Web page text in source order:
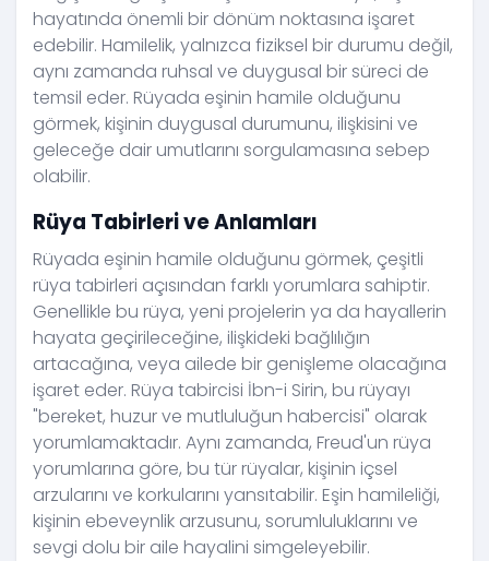
hayatında önemli bir dönüm noktasına işaret
edebilir. Hamilelik, yalnızca fiziksel bir durumu değil,
aynı zamanda ruhsal ve duygusal bir süreci de
temsil eder. Rüyada eşinin hamile olduğunu
görmek, kişinin duygusal durumunu, ilişkisini ve
geleceğe dair umutlarını sorgulamasına sebep
olabilir.
Rüya Tabirleri ve Anlamları
Rüyada eşinin hamile olduğunu görmek, çeşitli
rüya tabirleri açısından farklı yorumlara sahiptir.
Genellikle bu rüya, yeni projelerin ya da hayallerin
hayata geçirileceğine, ilişkideki bağlılığın
artacağına, veya ailede bir genişleme olacağına
işaret eder. Rüya tabircisi İbn-i Sirin, bu rüyayı
"bereket, huzur ve mutluluğun habercisi" olarak
yorumlamaktadır. Aynı zamanda, Freud'un rüya
yorumlarına göre, bu tür rüyalar, kişinin içsel
arzularını ve korkularını yansıtabilir. Eşin hamileliği,
kişinin ebeveynlik arzusunu, sorumluluklarını ve
sevgi dolu bir aile hayalini simgeleyebilir.